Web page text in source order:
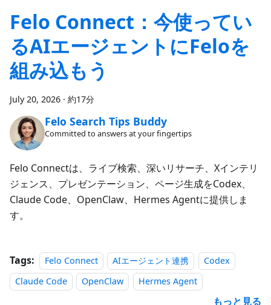
Felo Connect：今使ってい
るAIエージェントにFeloを
組み込もう
July 20, 2026 · 約17分
Felo Search Tips Buddy
Committed to answers at your fingertips
Felo Connectは、ライブ検索、深いリサーチ、Xインテリ
ジェンス、プレゼンテーション、ページ生成をCodex、
Claude Code、OpenClaw、Hermes Agentに提供しま
す。
Tags: Felo Connect AIエージェント連携
Codex
Claude Code
OpenClaw Hermes Agent
もっと見る